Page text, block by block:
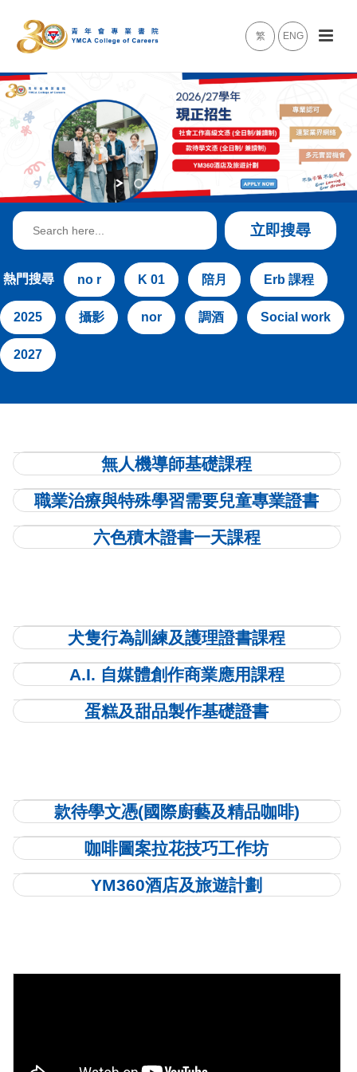
繁 ENG
Search
立即搜尋
熱門搜尋 no r K 01 陪月 Erb 課程
2025 攝影 nor 調酒 Social work
2027
無人機導師基礎課程
職業治療與特殊學習需要兒童專業證書
六色積木證書一天課程
⽝隻⾏為訓練及護理證書課程
A.I. 自媒體創作商業應用課程
蛋糕及甜品製作基礎證書
款待學文憑(國際廚藝及精品咖啡)
咖啡圖案拉花技巧工作坊
YM360酒店及旅遊計劃